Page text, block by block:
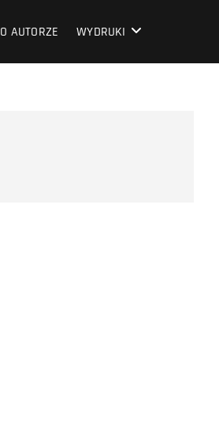
O AUTORZE WYDRUKI